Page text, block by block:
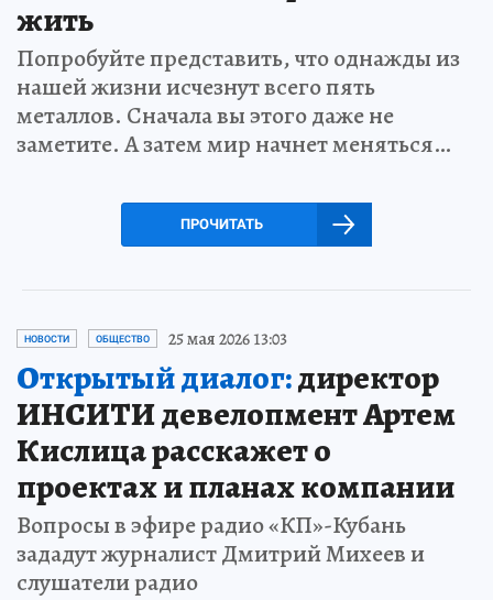
жить
Попробуйте представить, что однажды из
нашей жизни исчезнут всего пять
металлов. Сначала вы этого даже не
заметите. А затем мир начнет меняться…
ПРОЧИТАТЬ
НОВОСТИ ОБЩЕСТВО 25 мая 2026 13:03
Открытый диалог:директор
ИНСИТИ девелопмент Артем
Кислица расскажет о
проектах и планах компании
Вопросы в эфире радио «КП»-Кубань
зададут журналист Дмитрий Михеев и
слушатели радио